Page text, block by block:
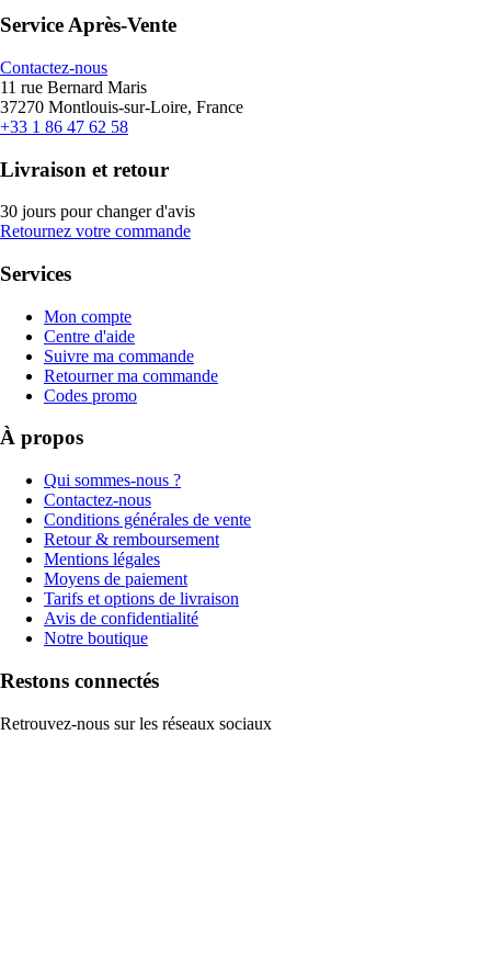
Service Après-Vente
Contactez-nous
11 rue Bernard Maris
37270 Montlouis-sur-Loire, France
+33 1 86 47 62 58
Livraison et retour
30 jours pour changer d'avis
Retournez votre commande
Services
Mon compte
Centre d'aide
Suivre ma commande
Retourner ma commande
Codes promo
À propos
Qui sommes-nous ?
Contactez-nous
Conditions générales de vente
Retour & remboursement
Mentions légales
Moyens de paiement
Tarifs et options de livraison
Avis de confidentialité
Notre boutique
Restons connectés
Retrouvez-nous sur les réseaux sociaux